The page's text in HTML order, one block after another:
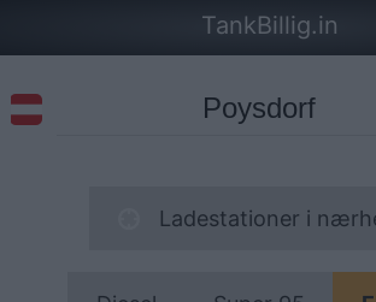
TankBillig.in
Ladestationer i